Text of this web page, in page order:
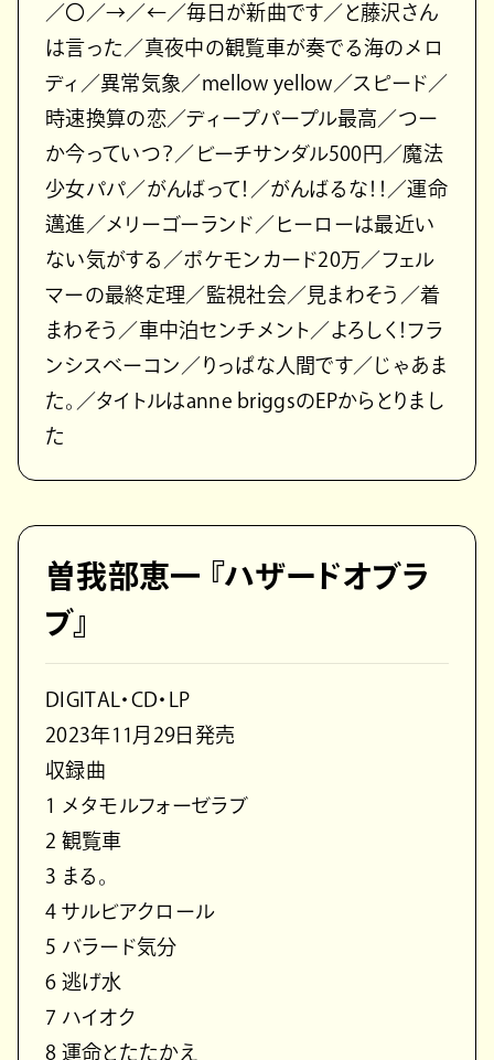
／〇／→／←／毎日が新曲です／と藤沢さん
は言った／真夜中の観覧車が奏でる海のメロ
ディ／異常気象／mellow yellow／スピード／
時速換算の恋／ディープパープル最高／つー
か今っていつ？／ビーチサンダル500円／魔法
少女パパ／がんばって！／がんばるな！！／運命
邁進／メリーゴーランド／ヒーローは最近い
ない気がする／ポケモンカード20万／フェル
マーの最終定理／監視社会／見まわそう／着
まわそう／車中泊センチメント／よろしく！フラ
ンシスベーコン／りっぱな人間です／じゃあま
た。／タイトルはanne briggsのEPからとりまし
た
曽我部恵一 『ハザードオブラ
ブ』
DIGITAL・CD・LP
2023年11月29日発売
収録曲
1 メタモルフォーゼラブ
2 観覧車
3 まる。
4 サルビアクロール
5 バラード気分
6 逃げ水
7 ハイオク
8 運命とたたかえ